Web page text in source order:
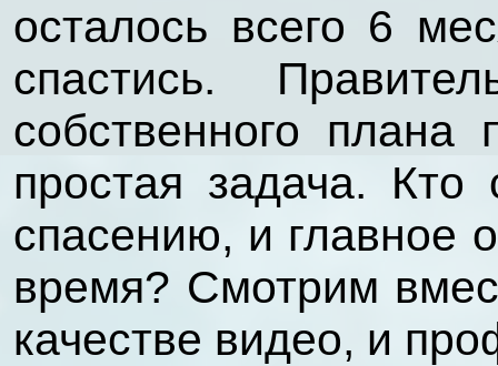
осталось всего 6
спастись.
собственного
простая задача.
спасению, и главное
время? Смотрим
качестве видео, и